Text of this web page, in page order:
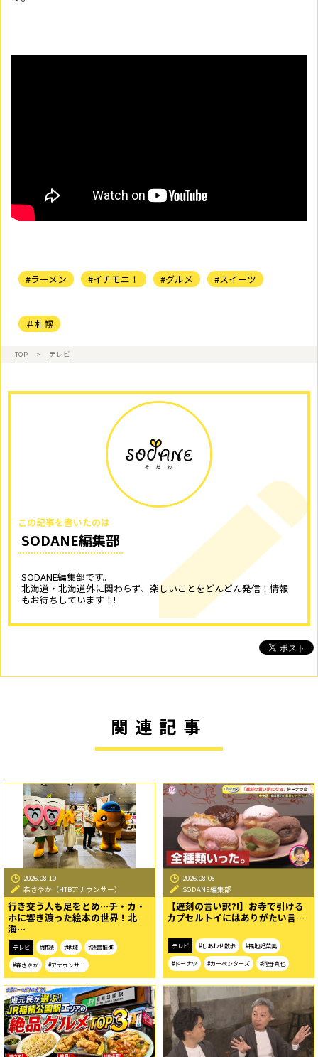
#ラーメン #イチモニ！ #グルメ #スイーツ
＃札幌
TOP > テレビ
この記事を書いたのは
SODANE編集部
SODANE編集部です。
北海道・北海道外に関わらず、楽しいことをどんどん発信！情報
もお待ちしています！!
関連記事
2026.08.10
森さやか（HTBアナウンサー）
行き交う人も足をとめ…チ・カ・
ホに響き渡った絵本の世界！北
海…
テレビ #朗読 #地域 #読書推進
#森さやか #アナウンサー
2026.08.08
SODANE編集部
【遅刻の言い訳?!】お寺で引ける
カプセルトイにはありがたい言…
テレビ #しあわせ散歩 #福地妃菜美
#ドーナツ #カーペンターズ #河野真也